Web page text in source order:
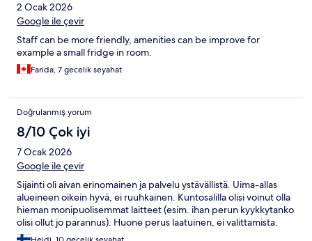
2 Ocak 2026
Google ile çevir
Staff can be more friendly, amenities can be improve for
example a small fridge in room.
Farida, 7 gecelik seyahat
Doğrulanmış yorum
8/10 Çok iyi
7 Ocak 2026
Google ile çevir
Sijainti oli aivan erinomainen ja palvelu ystävällistä. Uima-allas
alueineen oikein hyvä, ei ruuhkainen. Kuntosalilla olisi voinut olla
hieman monipuolisemmat laitteet (esim. ihan perun kyykkytanko
olisi ollut jo parannus). Huone perus laatuinen, ei valittamista.